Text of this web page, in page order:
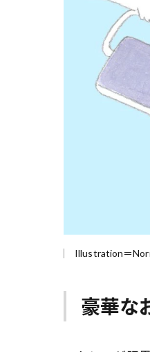
Illustration＝
豪華な